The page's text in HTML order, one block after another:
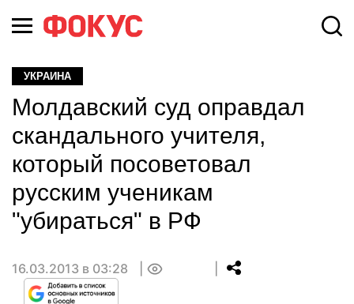
УКРАИНА
Молдавский суд оправдал
скандального учителя,
который посоветовал
русским ученикам
"убираться" в РФ
16.03.2013 в 03:28